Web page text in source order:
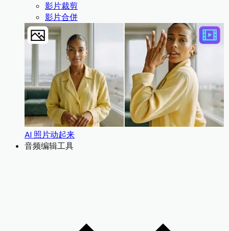
影片裁剪
影片合併
AI 照片动起来
音频编辑工具